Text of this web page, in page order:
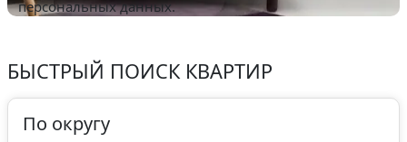
персональных данных.
БЫСТРЫЙ ПОИСК КВАРТИР
По округу